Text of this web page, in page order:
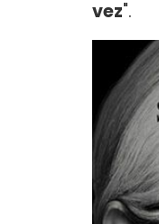
vez".